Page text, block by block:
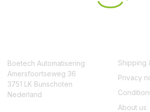
Boetech Automatisering
Amersfoortseweg 36
3751 LK Bunschoten
Nederland
Shipping
Privacy
About us